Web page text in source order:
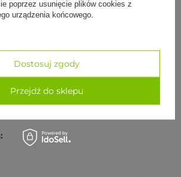
8150 5624
poprzez usunięcie plików cookies z
urządzenia końcowego.
Dostosuj zgody
Przejdź do sklepu